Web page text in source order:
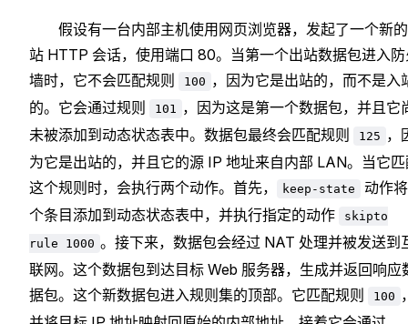
假设有一台内部主机使用网页浏览器，发起了一个新
站 HTTP 会话，使用端口 80。当第一个出站数据包进入
墙时，它不会匹配规则
100 ，因为它是出站的，而不是入
的。它会通过规则
101
，因为这是第一个数据包，并且它
未被添加到动态状态表中。数据包最终会匹配规则
125 ，
为它是出站的，并且它的源 IP 地址来自内部 LAN。当它
这个规则时，会执行两个动作。首先，
keep-state
动作
个条目添加到动态状态表中，并执行指定的动作
skipto
rule 1000 。接下来，数据包会经过 NAT 处理并被发送到
联网。这个数据包到达目标 Web 服务器，生成并返回响应
据包。这个新数据包进入规则集的顶部。它匹配规则
100